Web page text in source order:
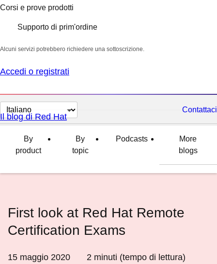
Corsi e prove prodotti
Supporto di prim'ordine
Alcuni servizi potrebbero richiedere una sottoscrizione.
Accedi o registrati
Cambia
lingua
Contattaci
Il blog di Red Hat
By
product
By
topic
Podcasts
More
blogs
First look at Red Hat Remote
Certification Exams
15 maggio 2020 2 minuti (tempo di lettura)